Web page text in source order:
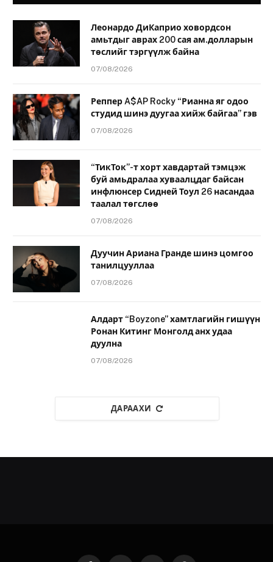
Леонардо ДиКаприо ховордсон
амьтдыг аврах 200 сая ам.долларын
төслийг тэргүүлж байна
07/08/2026
Реппер A$AP Rocky “Рианна яг одоо
студид шинэ дуугаа хийж байгаа” гэв
07/08/2026
“ТикТок”-т хорт хавдартай тэмцэж
буй амьдралаа хуваалцдаг байсан
инфлюнсер Сидней Тоул 26 насандаа
таалал төгслөө
07/08/2026
Дуучин Ариана Гранде шинэ цомгоо
танилцууллаа
07/08/2026
Алдарт “Boyzone” хамтлагийн гишүүн
Ронан Китинг Монголд анх удаа
дуулна
07/08/2026
ДАРААХИ